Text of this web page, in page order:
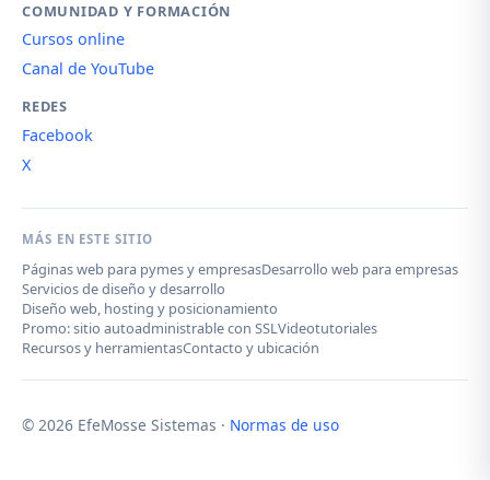
COMUNIDAD Y FORMACIÓN
Cursos online
Canal de YouTube
REDES
Facebook
X
MÁS EN ESTE SITIO
Páginas web para pymes y empresasDesarrollo web para empresas
Servicios de diseño y desarrollo
Diseño web, hosting y posicionamiento
Promo: sitio autoadministrable con SSLVideotutoriales
Recursos y herramientasContacto y ubicación
© 2026 EfeMosse Sistemas · Normas de uso